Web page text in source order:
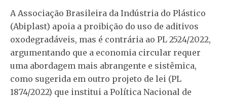
A Associação Brasileira da Indústria do Plástico
(Abiplast) apoia a proibição do uso de aditivos
oxodegradáveis, mas é contrária ao PL 2524/2022,
argumentando que a economia circular requer
uma abordagem mais abrangente e sistêmica,
como sugerida em outro projeto de lei (PL
1874/2022) que institui a Política Nacional de